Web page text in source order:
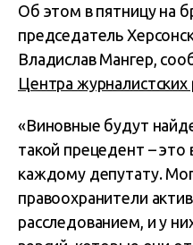
Об этом в пятницу на
председатель
Владислав Мангер,
Центра журналистских
«Виновные будут
такой прецедент – это
каждому депутату.
правоохранители
расследованием, и у